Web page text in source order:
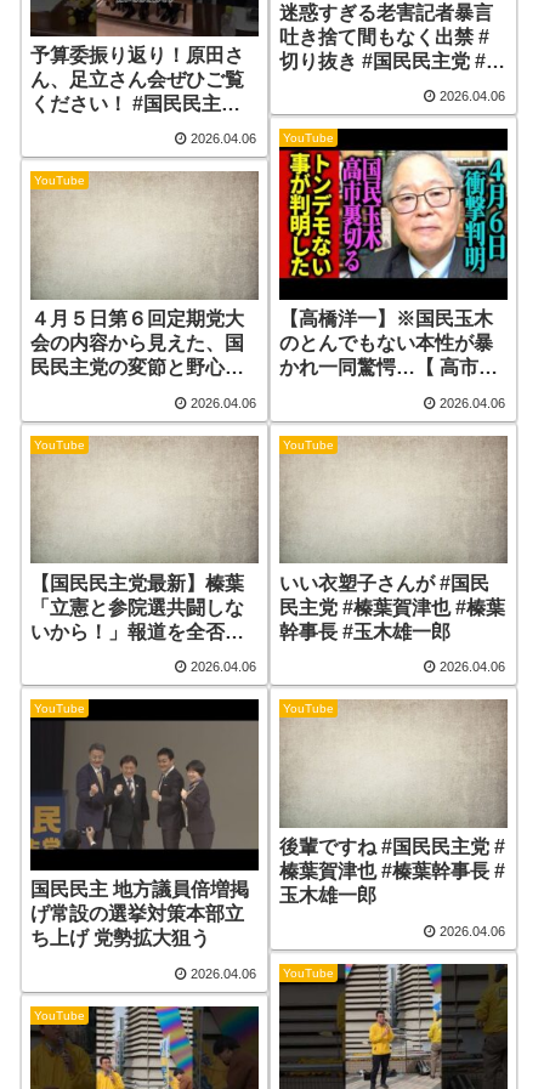
予算委振り返り！原田さ
ん、足立さん会ぜひご覧
ください！ #国民民主党 #
原田秀一 #足立康史
2026.04.06
迷惑すぎる老害記者暴言
吐き捨て間もなく出禁 #
切り抜き #国民民主党 #榛
葉幹事長 #横田一 #迷惑
2026.04.06
YouTube
【高橋洋一】※国民玉木
のとんでもない本性が暴
かれ一同驚愕…【 高市早
2026.04.06
YouTube
４月５日第６回定期党大
会の内容から見えた、国
民民主党の変節と野心。
高市＝反民意ですけど…
大丈夫？ 近藤倫子チャ
ンネル
2026.04.06
YouTube
【国民民主党最新】榛葉
「立憲と参院選共闘しな
いから！」報道を全否定
し支持者一安心！泉房穂
氏が推薦貰えず逆ギレし
榛葉が一蹴！自民党と石
にド正論【勝手に論評】
2026.04.06
YouTube
いい衣塑子さんが #国民
民主党 #榛葉賀津也 #榛葉
幹事長 #玉木雄一郎
2026.04.06
YouTube
国民民主 地方議員倍増掲
げ常設の選挙対策本部立
ち上げ 党勢拡大狙う
2026.04.06
YouTube
後輩ですね #国民民主党 #
榛葉賀津也 #榛葉幹事長 #
玉木雄一郎
2026.04.06
YouTube
YouTube